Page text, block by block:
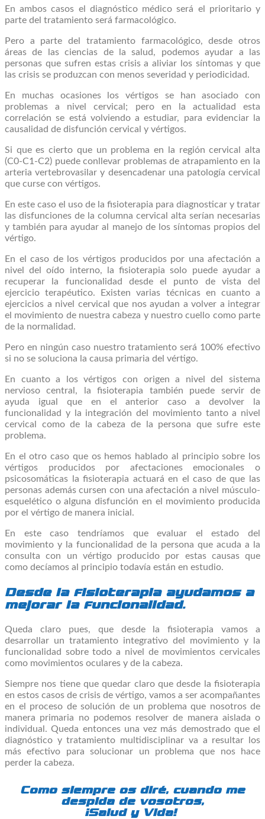
En ambos casos el diagnóstico médico será el prioritario y
parte del tratamiento será farmacológico.
Pero a parte del tratamiento farmacológico, desde otros
áreas de las ciencias de la salud, podemos ayudar a las
personas que sufren estas crisis a aliviar los síntomas y que
las crisis se produzcan con menos severidad y periodicidad.
En muchas ocasiones los vértigos se han asociado con
problemas a nivel cervical; pero en la actualidad esta
correlación se está volviendo a estudiar, para evidenciar la
causalidad de disfunción cervical y vértigos.
Si que es cierto que un problema en la región cervical alta
(C0-C1-C2) puede conllevar problemas de atrapamiento en la
arteria vertebrovasilar y desencadenar una patología cervical
que curse con vértigos.
En este caso el uso de la fisioterapia para diagnosticar y tratar
las disfunciones de la columna cervical alta serían necesarias
y también para ayudar al manejo de los síntomas propios del
vértigo.
En el caso de los vértigos producidos por una afectación a
nivel del oído interno, la fisioterapia solo puede ayudar a
recuperar la funcionalidad desde el punto de vista del
ejercicio terapéutico. Existen varias técnicas en cuanto a
ejercicios a nivel cervical que nos ayudan a volver a integrar
el movimiento de nuestra cabeza y nuestro cuello como parte
de la normalidad.
Pero en ningún caso nuestro tratamiento será 100% efectivo
si no se soluciona la causa primaria del vértigo.
En cuanto a los vértigos con origen a nivel del sistema
nervioso central, la fisioterapia también puede servir de
ayuda igual que en el anterior caso a devolver la
funcionalidad y la integración del movimiento tanto a nivel
cervical como de la cabeza de la persona que sufre este
problema.
En el otro caso que os hemos hablado al principio sobre los
vértigos producidos por afectaciones emocionales o
psicosomáticas la fisioterapia actuará en el caso de que las
personas además cursen con una afectación a nivel músculo-
esquelético o alguna disfunción en el movimiento producida
por el vértigo de manera inicial.
En este caso tendríamos que evaluar el estado del
movimiento y la funcionalidad de la persona que acuda a la
consulta con un vértigo producido por estas causas que
como decíamos al principio todavía están en estudio.
Desde la fisioterapia ayudamos a
mejorar la funcionalidad.
Queda claro pues, que desde la fisioterapia vamos a
desarrollar un tratamiento integrativo del movimiento y la
funcionalidad sobre todo a nivel de movimientos cervicales
como movimientos oculares y de la cabeza.
Siempre nos tiene que quedar claro que desde la fisioterapia
en estos casos de crisis de vértigo, vamos a ser acompañantes
en el proceso de solución de un problema que nosotros de
manera primaria no podemos resolver de manera aislada o
individual. Queda entonces una vez más demostrado que el
diagnóstico y tratamiento multidisciplinar va a resultar los
más efectivo para solucionar un problema que nos hace
perder la cabeza.
Como siempre os diré, cuando me
despida de vosotros,
¡Salud y Vida!